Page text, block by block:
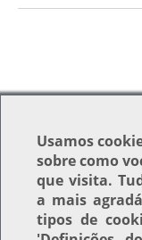
Usamos
sobre como
que visita.
a mais
tipos de